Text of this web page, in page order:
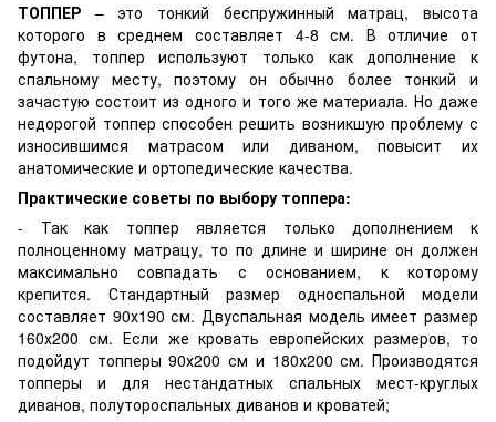
ТОППЕР – это тонкий беспружинный матрац, высота
которого в среднем составляет 4-8 см. В отличие от
футона, топпер используют только как дополнение к
спальному месту, поэтому он обычно более тонкий и
зачастую состоит из одного и того же материала. Но даже
недорогой топпер способен решить возникшую проблему с
износившимся матрасом или диваном, повысит их
анатомические и ортопедические качества.
Практические советы по выбору топпера:
- Так как топпер является только дополнением к
полноценному матрацу, то по длине и ширине он должен
максимально совпадать с основанием, к которому
крепится. Стандартный размер односпальной модели
составляет 90х190 см. Двуспальная модель имеет размер
160х200 см. Если же кровать европейских размеров, то
подойдут топперы 90х200 см и 180х200 см. Производятся
топперы и для нестандатных спальных мест-круглых
диванов, полутороспальных диванов и кроватей;